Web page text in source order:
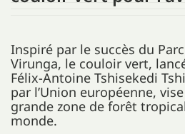
Inspiré par le succès du
Virunga, le couloir vert,
Félix-Antoine Tshisekedi
par l’Union européenne,
grande zone de forêt
monde.